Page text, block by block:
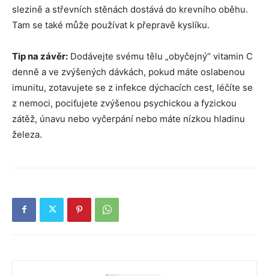
slezině a střevních stěnách dostává do krevního oběhu.
Tam se také může používat k přepravě kyslíku.
Tip na závěr: Dodávejte svému tělu „obyčejný“ vitamin C
denně a ve zvýšených dávkách, pokud máte oslabenou
imunitu, zotavujete se z infekce dýchacích cest, léčíte se
z nemoci, pociťujete zvýšenou psychickou a fyzickou
zátěž, únavu nebo vyčerpání nebo máte nízkou hladinu
železa.